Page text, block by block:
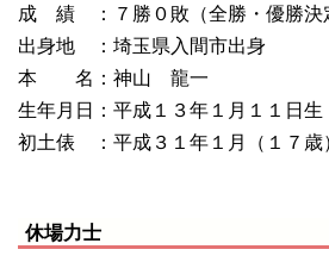
成 績 ：７勝０敗（全勝・優勝決
出身地 ：埼玉県入間市出身
本 名：神山 龍一
生年月日：平成１３年１月１１日生
初土俵 ：平成３１年１月（１７歳）
休場力士